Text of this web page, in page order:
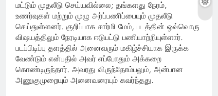
மட்டும் முதலீடு செய்யவில்லை; தங்களது நேரம்,
உணர்வுகள் மற்றும் முழு அர்ப்பணிப்பையும் முதலீடு
செய்துள்ளனர். குறிப்பாக சார்மி மேம், படத்தின் ஒவ்வொரு
விஷயத்திலும் நேரடியாக ஈடுபட்டு பணியாற்றியுள்ளார்.
படப்பிடிப்பு தளத்தில் அனைவரும் மகிழ்ச்சியாக இருக்க
வேண்டும் என்பதில் அவர் எப்போதும் அக்கறை
கொண்டிருந்தார். அவரது விருந்தோம்பலும், அன்பான
அணுகுமுறையும் அனைவரையும் கவர்ந்தது.